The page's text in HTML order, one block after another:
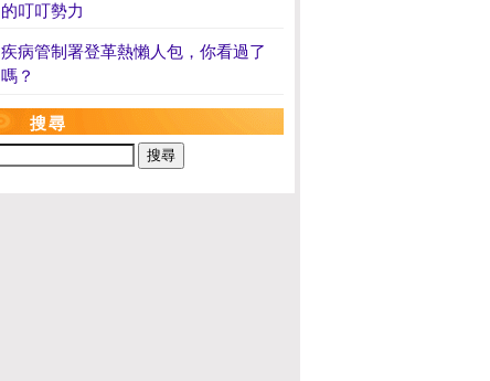
的叮叮勢力
疾病管制署登革熱懶人包，你看過了
嗎？
搜尋